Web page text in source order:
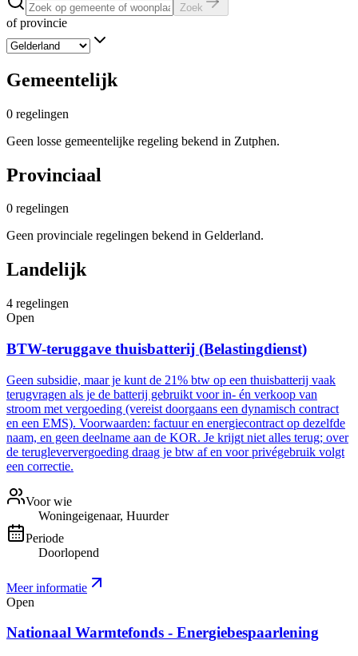
Zoek
of provincie
Gemeentelijk
0 regelingen
Geen losse gemeentelijke regeling bekend in Zutphen.
Provinciaal
0 regelingen
Geen provinciale regelingen bekend in Gelderland.
Landelijk
4 regelingen
Open
BTW-teruggave thuisbatterij (Belastingdienst)
Geen subsidie, maar je kunt de 21% btw op een thuisbatterij vaak
terugvragen als je de batterij gebruikt voor in- én verkoop van
stroom met vergoeding (vereist doorgaans een dynamisch contract
en een EMS). Voorwaarden: factuur en energiecontract op dezelfde
naam, en geen deelname aan de KOR. Je krijgt niet alles terug; over
de terugleververgoeding draag je btw af en voor privégebruik volgt
een correctie.
Voor wie
Woningeigenaar, Huurder
Periode
Doorlopend
Meer informatie
Open
Nationaal Warmtefonds - Energiebespaarlening